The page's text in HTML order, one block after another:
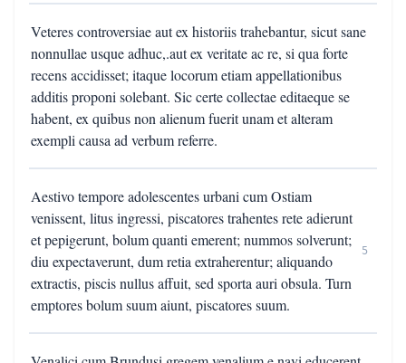
Veteres controversiae aut ex historiis trahebantur, sicut sane
nonnullae usque adhuc,.aut ex veritate ac re, si qua forte
recens accidisset; itaque locorum etiam appellationibus
additis proponi solebant. Sic certe collectae editaeque se
habent, ex quibus non alienum fuerit unam et alteram
exempli causa ad verbum referre.
Aestivo tempore adolescentes urbani cum Ostiam
venissent, litus ingressi, piscatores trahentes rete adierunt
et pepigerunt, bolum quanti emerent; nummos solverunt;
diu expectaverunt, dum retia extraherentur; aliquando
extractis, piscis nullus affuit, sed sporta auri obsula. Turn
emptores bolum suum aiunt, piscatores suum.
5